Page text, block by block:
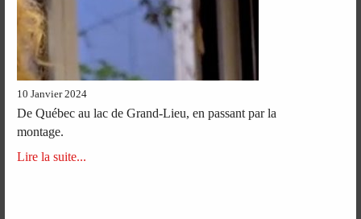
10 Janvier 2024
De Québec au lac de Grand-Lieu, en passant par la
montage.
Lire la suite...